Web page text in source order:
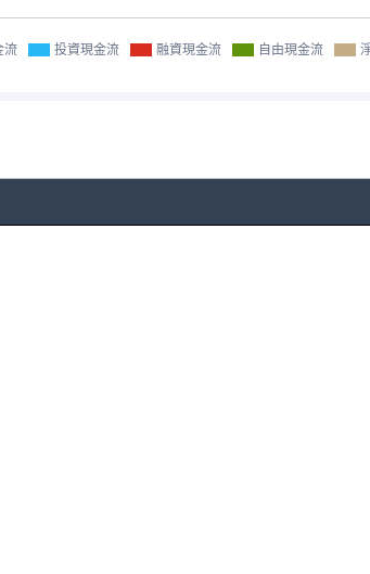
流 投資現金流 融資現金流 自由現金流